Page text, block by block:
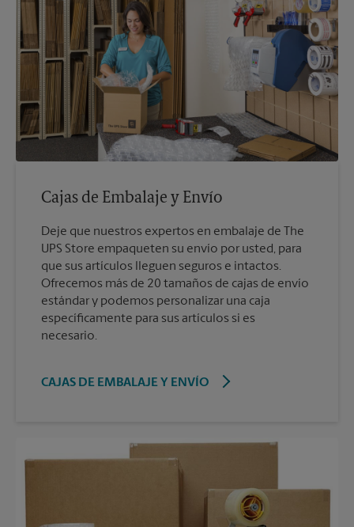
Cajas de Embalaje y Envío
Deje que nuestros expertos en embalaje de The
UPS Store empaqueten su envío por usted, para
que sus artículos lleguen seguros e intactos.
Ofrecemos más de 20 tamaños de cajas de envío
estándar y podemos personalizar una caja
específicamente para sus artículos si es
necesario.
CAJAS DE EMBALAJE Y ENVÍO